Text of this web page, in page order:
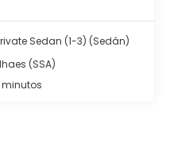
Sedan (1-3) (Sedán)
(SSA)
minutos